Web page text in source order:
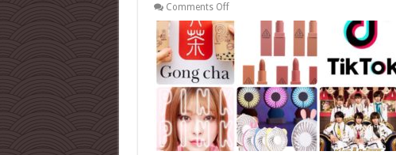
Comments Offon
Topฮิต10ไอ
เทม2018
ของ
วัย
รุ่น
สาว
ชาว
ญี่ปุ่น